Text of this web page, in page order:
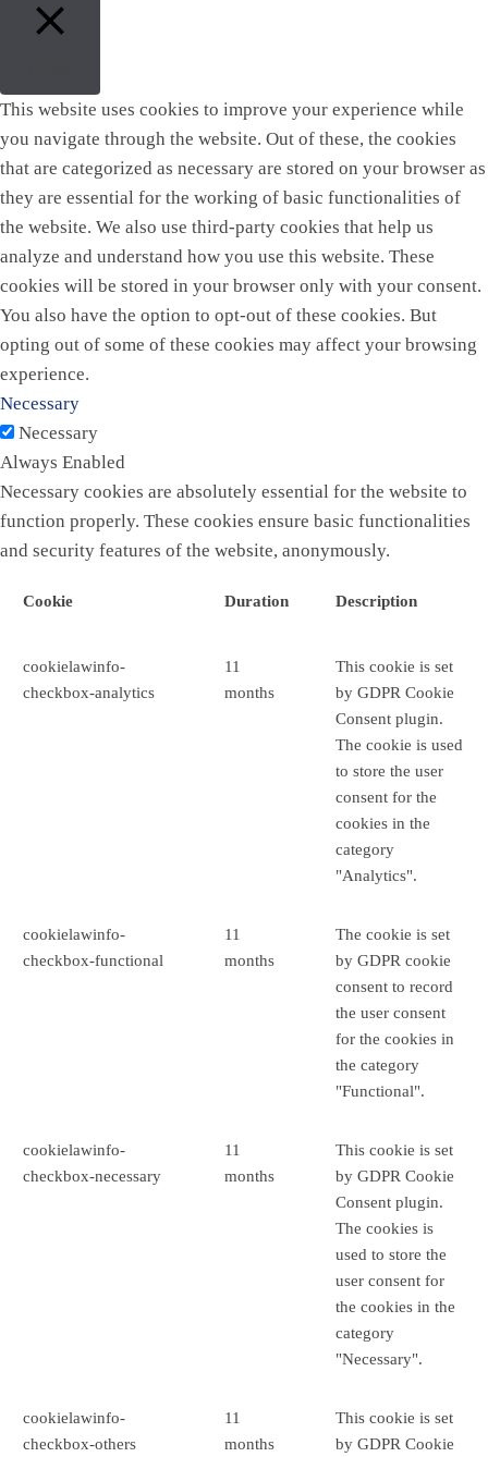
This website uses cookies to improve your experience while
you navigate through the website. Out of these, the cookies
that are categorized as necessary are stored on your browser as
they are essential for the working of basic functionalities of
the website. We also use third-party cookies that help us
analyze and understand how you use this website. These
cookies will be stored in your browser only with your consent.
You also have the option to opt-out of these cookies. But
opting out of some of these cookies may affect your browsing
experience.
Necessary
Necessary
Always Enabled
Necessary cookies are absolutely essential for the website to
function properly. These cookies ensure basic functionalities
and security features of the website, anonymously.
Cookie Duration Description
cookielawinfo-
checkbox-analytics
11
months
This cookie is set
by GDPR Cookie
Consent plugin.
The cookie is used
to store the user
consent for the
cookies in the
category
"Analytics".
cookielawinfo-
checkbox-functional
11
months
The cookie is set
by GDPR cookie
consent to record
the user consent
for the cookies in
the category
"Functional".
cookielawinfo-
checkbox-necessary
11
months
This cookie is set
by GDPR Cookie
Consent plugin.
The cookies is
used to store the
user consent for
the cookies in the
category
"Necessary".
cookielawinfo-
checkbox-others
11
months
This cookie is set
by GDPR Cookie